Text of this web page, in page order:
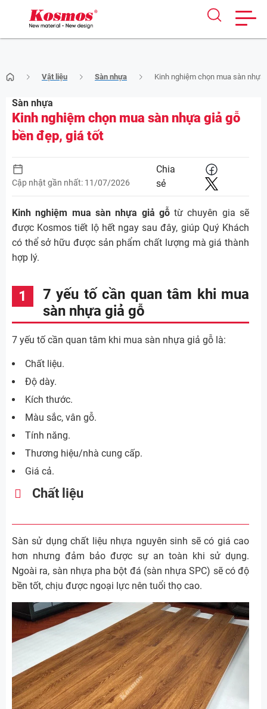
to
content
Vật liệu Sàn nhựa Kinh nghiệm chọn mua sàn
Sàn nhựa
Kinh nghiệm chọn mua sàn nhựa giả gỗ
bền đẹp, giá tốt
Cập nhật gần nhất: 11/07/2026
Chia
sẻ
Kinh nghiệm mua sàn nhựa giả gỗtừ chuyên gia sẽ
được Kosmos tiết lộ hết ngay sau đây, giúp Quý Khách
có thể sở hữu được sản phẩm chất lượng mà giá thành
hợp lý.
7 yếu tố cần quan tâm khi mua
sàn nhựa giả gỗ
7 yếu tố cần quan tâm khi mua sàn nhựa giả gỗ là:
Chất liệu.
Độ dày.
Kích thước.
Màu sắc, vân gỗ.
Tính năng.
Thương hiệu/nhà cung cấp.
Giá cả.
Chất liệu
Sàn sử dụng chất liệu nhựa nguyên sinh sẽ có giá cao
hơn nhưng đảm bảo được sự an toàn khi sử dụng.
Ngoài ra, sàn nhựa pha bột đá (sàn nhựa SPC) sẽ có độ
bền tốt, chịu được ngoại lực nên tuổi thọ cao.